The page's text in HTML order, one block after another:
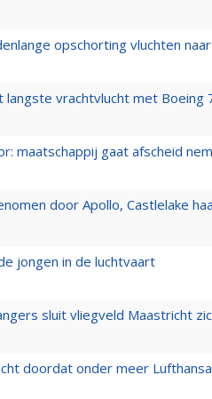
opschorting vluchten
langste vrachtvlucht met Boeing
maatschappij gaat afscheid
door Apollo, Castlelake
jongen in de luchtvaart
sluit vliegveld Maastricht
doordat onder meer